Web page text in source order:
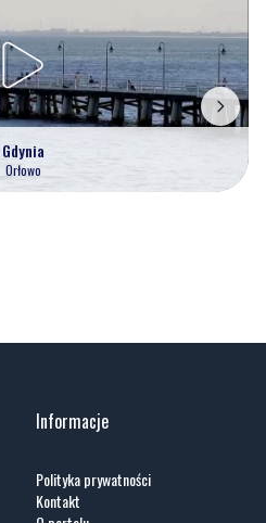
Gdynia
Orłowo
Informacje
Kontakt